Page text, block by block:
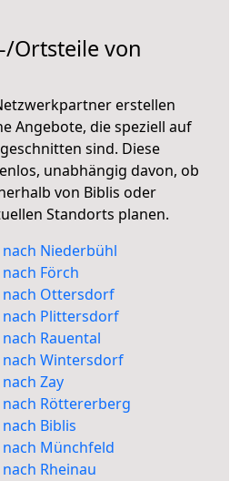
Ortsteile von
erstellen
Angebote, die speziell auf
sind. Diese
unabhängig davon, ob
von Biblis oder
Standorts planen.
Niederbühl
Förch
nach Ottersdorf
nach Plittersdorf
Rauental
nach Wintersdorf
Zay
Röttererberg
Biblis
Münchfeld
Rheinau